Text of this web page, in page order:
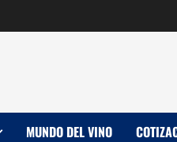
MUNDO DEL VINO